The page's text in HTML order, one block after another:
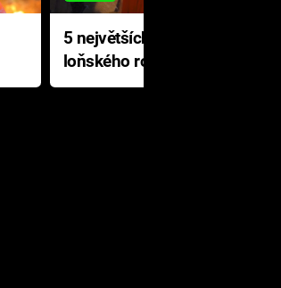
5 největších propadáků
loňského roku: Disney na
jediné katastrofě prodělal 200